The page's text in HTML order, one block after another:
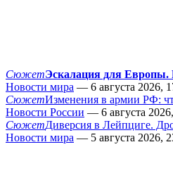
СюжетЭскалация для Европы.
Новости мира — 6 августа 2026,
СюжетИзменения в армии РФ:
Новости России — 6 августа
СюжетДиверсия в Лейпциге.
Новости мира — 5 августа 2026,